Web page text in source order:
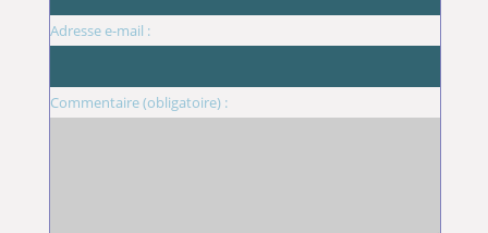
Adresse e-mail :
Commentaire (obligatoire) :